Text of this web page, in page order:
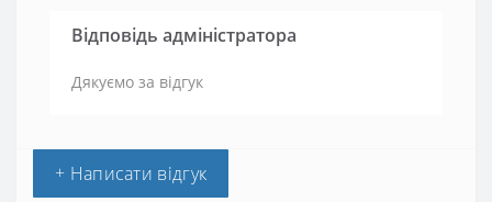
Відповідь адміністратора
Дякуємо за відгук
+ Написати відгук